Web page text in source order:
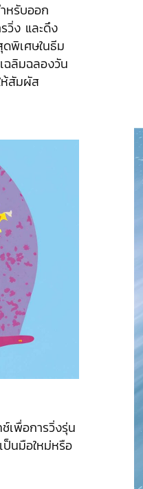
หรับออก
วิ่ง และดึง
พิเศษในธีม
ฉลิมฉลองวัน
สัมผัส
เพื่อการวิ่งรุ่น
ป็นมือใหม่หรือ